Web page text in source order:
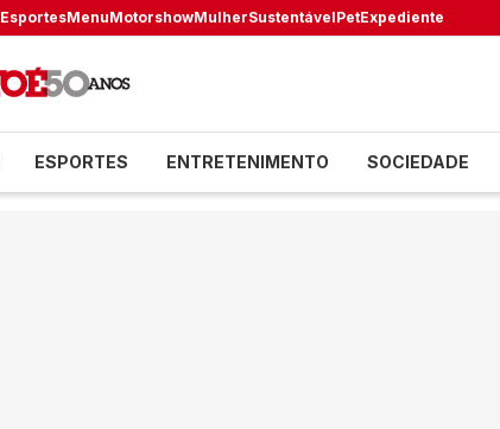
EsportesMenuMotorshowMulherSustentávelPetExpediente
ESPORTES ENTRETENIMENTO SOCIEDADE